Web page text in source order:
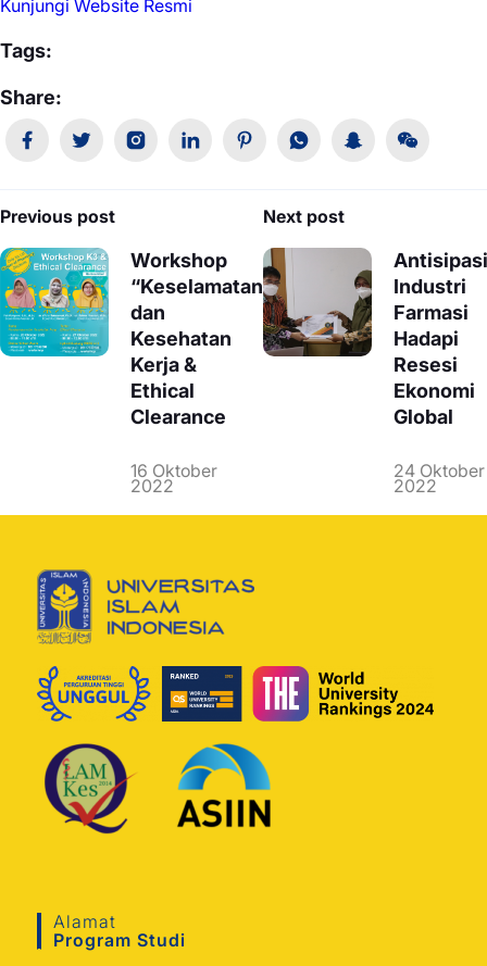
Kunjungi Website Resmi
Tags:
Share:
Navigasi
Previous post
Workshop
“Keselamatan
dan
Kesehatan
Kerja &
Ethical
Clearance
16 Oktober
2022
Next post
Antisipasi
Industri
Farmasi
Hadapi
Resesi
Ekonomi
Global
24 Oktober
2022
Alamat
Program Studi